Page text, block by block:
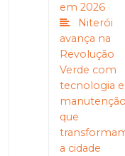
em 2026
Niterói
avança na
Revolução
Verde com
tecnologia e
que
a cidade